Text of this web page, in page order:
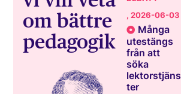
om bättre
pedagogik
, 2026-06-03
Många
utestängs
från att
söka
lektorstjäns
ter